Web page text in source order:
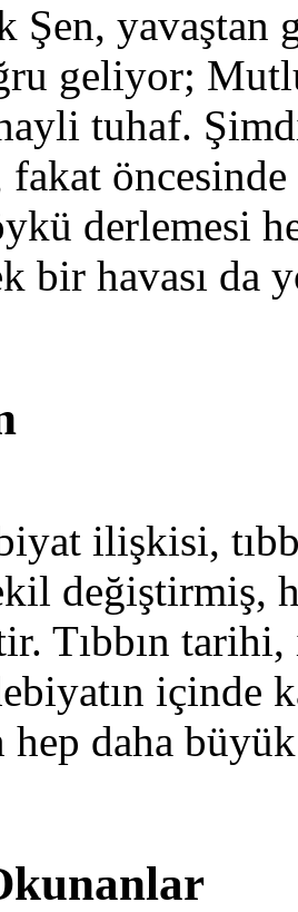
Şen, yavaştan
geliyor;
tuhaf.
fakat
derlemesi
bir havası da
ilişkisi,
değiştirmiş,
Tıbbın
içinde
hep daha